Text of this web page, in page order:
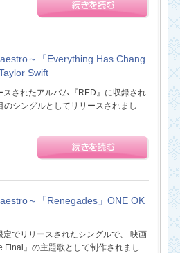
～「Everything Has Chang
Swift
スされたアルバム『RED』に収録され
シングルとしてリリースされまし
～「Renegades」ONE OK
定でリリースされたシングルで、 映画
Final』の主題歌として制作されまし